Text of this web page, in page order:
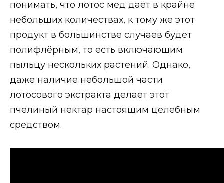
понимать, что лотос мед даёт в крайне
небольших количествах, к тому же этот
продукт в большинстве случаев будет
полифлёрным, то есть включающим
пыльцу нескольких растений. Однако,
даже наличие небольшой части
лотосового экстракта делает этот
пчелиный нектар настоящим целебным
средством.